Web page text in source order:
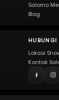
Salomo
Blog
Lokasi
Kontak